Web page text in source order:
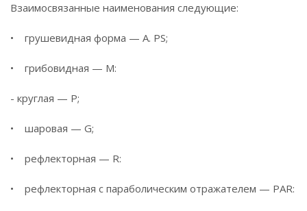
Взаимосвязанные наименования следующие:
• грушевидная форма — A. PS;
• грибовидная — М:
- круглая — Р;
• шаровая — G;
• рефлекторная — R:
• рефлекторная с параболическим отражателем — PAR: